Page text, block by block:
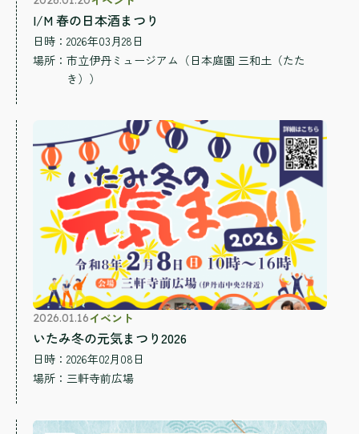
I/M 春の日本酒まつり
日時：2026年03月28日
場所： 市立伊丹ミュージアム（日本庭園 三和土（たた
き））
2026.01.16イベント
いたみ冬の元気まつり2026
日時：2026年02月08日
場所： 三軒寺前広場